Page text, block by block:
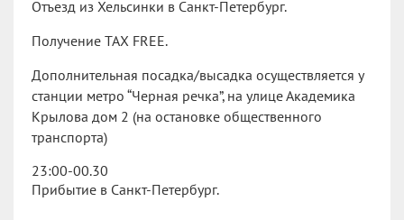
Отъезд из Хельсинки в Санкт-Петербург.
Получение TAX FREE.
Дополнительная посадка/высадка осуществляется у
станции метро “Черная речка”, на улице Академика
Крылова дом 2 (на остановке общественного
транспорта)
23:00-00.30
Прибытие в Санкт-Петербург.